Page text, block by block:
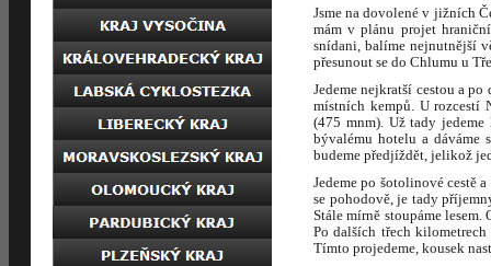
Jsme na dovolené v jižních
mám v plánu projet
snídani, balíme nejnutnější
přesunout se do Chlumu u
Jedeme nejkratší cestou a
místních kempů. U rozcestí
(475 mnm). Už tady
bývalému hotelu a dáváme
budeme předjíždět, jelikož
Jedeme po šotolinové cestě
se pohodově, je tady
Stále mírně stoupáme
Po dalších třech
Tímto projedeme, kousek